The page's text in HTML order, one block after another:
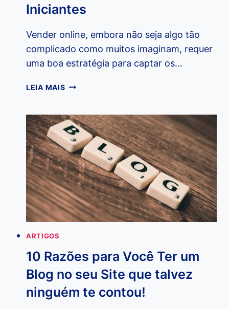
Iniciantes
Vender online, embora não seja algo tão
complicado como muitos imaginam, requer
uma boa estratégia para captar os…
LEIA MAIS10
DE
MARKETING
DIGITAL
PARA
INICIANTES
ARTIGOS
10 Razões para Você Ter um
Blog no seu Site que talvez
ninguém te contou!